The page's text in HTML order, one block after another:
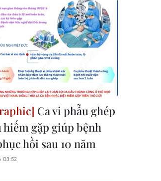
Ca vi phẫu ghép
hiếm gặp giúp bệnh
hồi sau 10 năm
03:52